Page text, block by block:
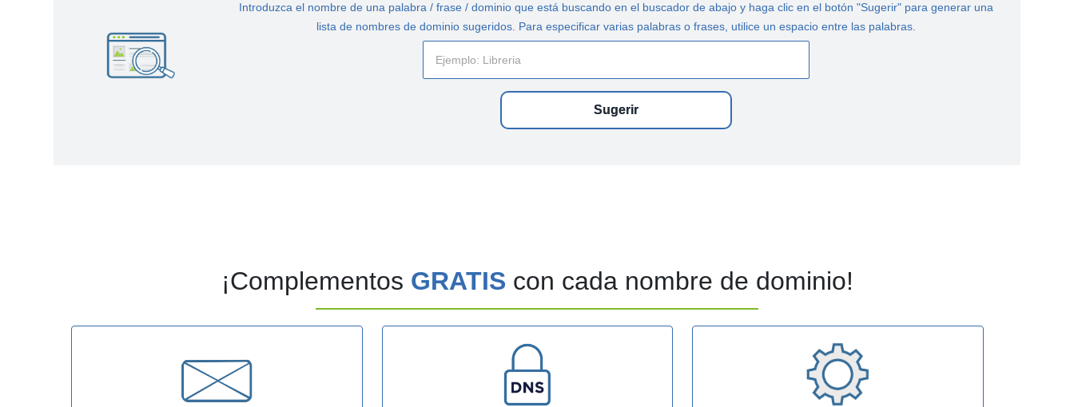
Introduzca el nombre de una palabra / frase / dominio que está buscando en el buscador de abajo y haga clic en el botón "Sugerir" para generar una
lista de nombres de dominio sugeridos. Para especificar varias palabras o frases, utilice un espacio entre las palabras.
¡Complementos GRATIS con cada nombre de dominio!